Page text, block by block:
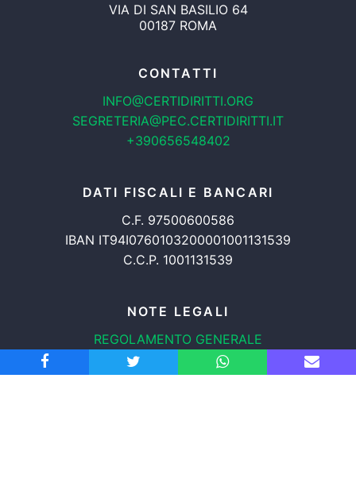
VIA DI SAN BASILIO 64
00187 ROMA
CONTATTI
INFO@CERTIDIRITTI.ORG
SEGRETERIA@PEC.CERTIDIRITTI.IT
+390656548402
DATI FISCALI E BANCARI
C.F. 97500600586
IBAN IT94I0760103200001001131539
C.C.P. 1001131539
NOTE LEGALI
REGOLAMENTO GENERALE
PROTEZIONE DATI
INFORMATIVA COOKIES